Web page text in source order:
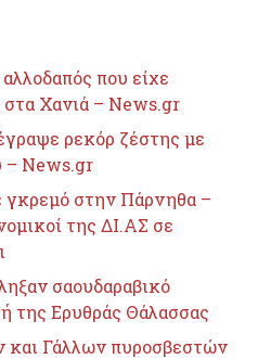
που είχε
στα Χανιά – News.gr
ρεκόρ ζέστης με
– News.gr
γκρεμό στην Πάρνηθα –
της ΔΙ.ΑΣ σε
σαουδαραβικό
της Ερυθράς Θάλασσας
και Γάλλων πυροσβεστών